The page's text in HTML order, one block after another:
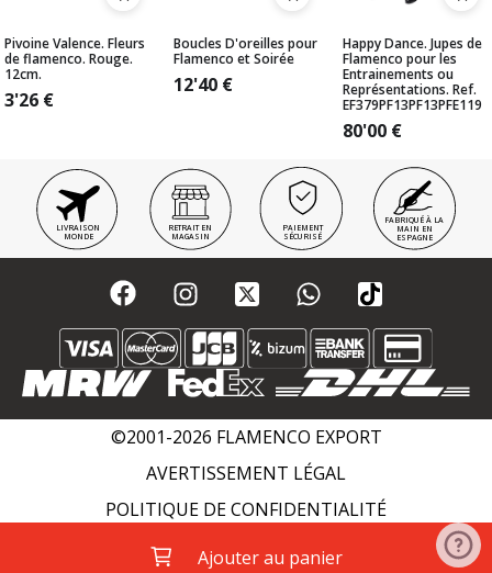
Ajouter au panier
Pivoine Valence. Fleurs
de flamenco. Rouge.
12cm.
3'26 €
Boucles D'oreilles pour
Flamenco et Soirée
12'40 €
Happy Dance. Jupes de
Flamenco pour les
Entrainements ou
Représentations. Ref.
EF379PF13PF13PFE119
80'00 €
LIVRAISON
MONDE
RETRAIT EN
MAGASIN
PAIEMENT
SÉCURISÉ
FABRIQUÉ À LA
MAIN EN
ESPAGNE
©2001-2026 FLAMENCO EXPORT
AVERTISSEMENT LÉGAL
POLITIQUE DE CONFIDENTIALITÉ
POLITIQUE DE COOKIES
WIKI FLAMENCO